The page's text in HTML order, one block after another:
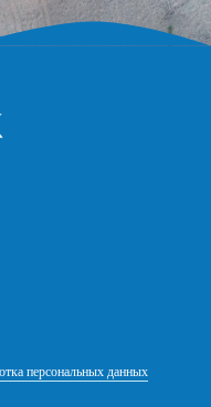
персональных данных